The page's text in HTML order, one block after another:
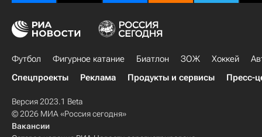
Футбол Фигурное катание Биатлон ЗОЖ Хоккей
Спецпроекты
Реклама Продукты и сервисы Пресс-
Версия 2023.1 Beta
© 2026 МИА «Россия сегодня»
Вакансии